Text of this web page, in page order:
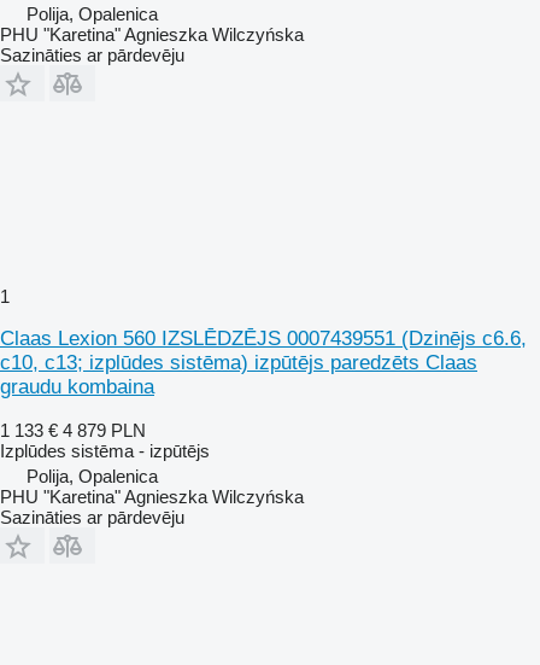
Polija, Opalenica
PHU "Karetina" Agnieszka Wilczyńska
Sazināties ar pārdevēju
1
Claas Lexion 560 IZSLĒDZĒJS 0007439551 (Dzinējs c6.6,
c10, c13; izplūdes sistēma) izpūtējs paredzēts Claas
graudu kombaina
1 133 € 4 879 PLN
Izplūdes sistēma - izpūtējs
Polija, Opalenica
PHU "Karetina" Agnieszka Wilczyńska
Sazināties ar pārdevēju